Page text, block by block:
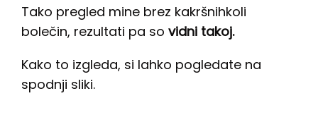
Tako pregled mine brez kakršnihkoli
bolečin, rezultati pa so vidni takoj.
Kako to izgleda, si lahko pogledate na
spodnji sliki.